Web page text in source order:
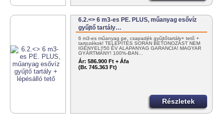
6.2.<> 6 m3-es PE. PLUS, műanyag esővíz
gyűjtő tartály…
6 m3-es műanyag pe. csapadék gyűjtőtartály+ tető +
tartozékok! TELEPÍTÉS SORÁN BETONOZÁST NEM
IGÉNYEL!!50 ÉV ALAPANYAG GARANCIA! MAGYAR
GYÁRTMÁNY! 100%-BAN…
Ár: 586.900 Ft + Áfa
(Br. 745.363 Ft)
Részletek